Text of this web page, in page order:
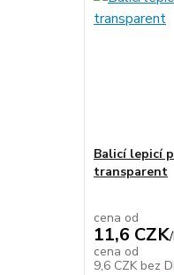
Balicí lepicí
transparent
cena od
11,6 CZK/
cena od
9,6 CZK bez